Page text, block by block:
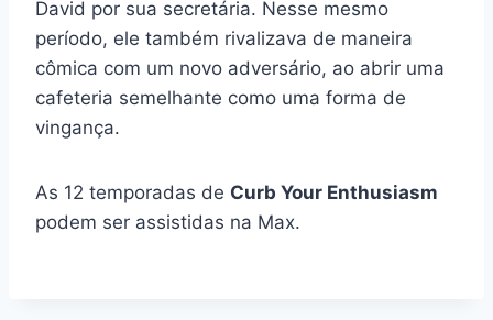
David por sua secretária. Nesse mesmo
período, ele também rivalizava de maneira
cômica com um novo adversário, ao abrir uma
cafeteria semelhante como uma forma de
vingança.
As 12 temporadas de Curb Your Enthusiasm
podem ser assistidas na Max.